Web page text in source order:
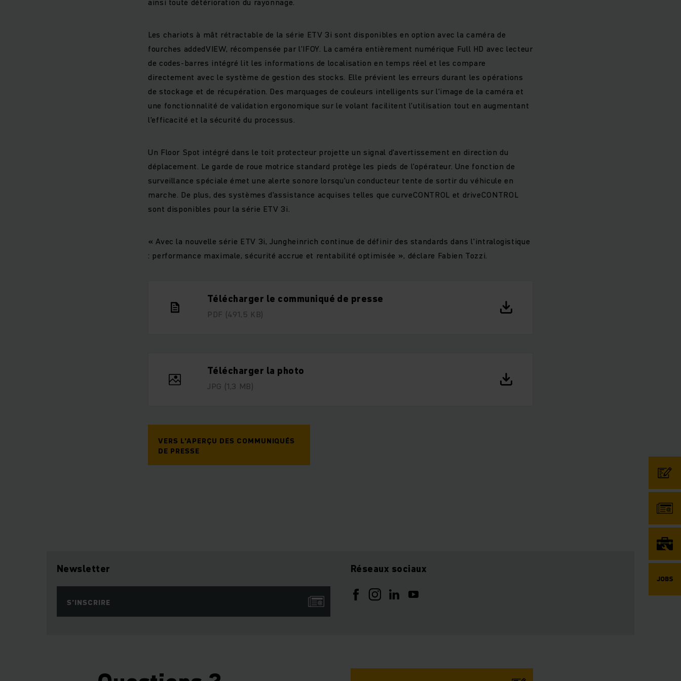
Les chariots à mât rétractable de la série ETV 3i sont disponibles en option avec la caméra de
fourches addedVIEW, récompensée par l’IFOY. La caméra entièrement numérique Full HD avec lecteur
de codes-barres intégré lit les informations de localisation en temps réel et les compare
directement avec le système de gestion des stocks. Elle prévient les erreurs durant les opérations
de stockage et de récupération. Des marquages de couleurs intelligents sur l'image de la caméra et
une fonctionnalité de validation ergonomique sur le volant facilitent l'utilisation tout en augmentant
l'efficacité et la sécurité du processus.
Un Floor Spot intégré dans le toit protecteur projette un signal d'avertissement en direction du
déplacement. Le garde de roue motrice standard protège les pieds de l’opérateur. Une fonction de
surveillance spéciale émet une alerte sonore lorsqu'un conducteur tente de sortir du véhicule en
marche. De plus, des systèmes d'assistance acquises telles que curveCONTROL et driveCONTROL
sont disponibles pour la série ETV 3i.
« Avec la nouvelle série ETV 3i, Jungheinrich continue de définir des standards dans l'intralogistique
: performance maximale, sécurité accrue et rentabilité optimisée », déclare Fabien Tozzi.
Télécharger le communiqué de presse
PDF (491,5 KB)
Télécharger la photo
JPG (1,3 MB)
VERS L'APERÇU DES COMMUNIQUÉS
DE PRESSE
Newsletter
S’INSCRIRE
Réseaux sociaux